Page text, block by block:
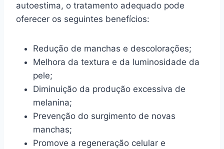
autoestima, o tratamento adequado pode
oferecer os seguintes benefícios:
Redução de manchas e descolorações;
Melhora da textura e da luminosidade da
pele;
Diminuição da produção excessiva de
melanina;
Prevenção do surgimento de novas
manchas;
Promove a regeneração celular e